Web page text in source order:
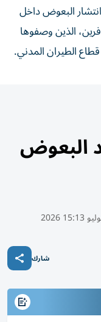
البعوض داخل
الذين وصفوها
الطيران المدني.
البعوض
شارك